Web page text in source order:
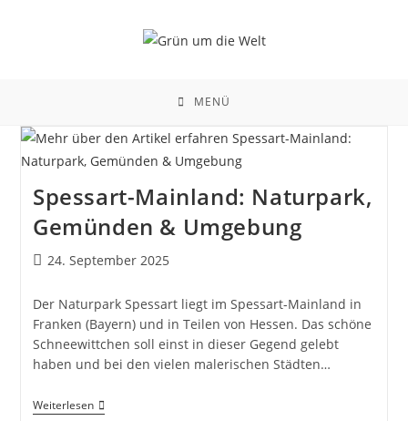
MENÜ
Spessart-Mainland: Naturpark,
Gemünden & Umgebung
Beitrag
24. September 2025
Der Naturpark Spessart liegt im Spessart-Mainland in
Franken (Bayern) und in Teilen von Hessen. Das schöne
Schneewittchen soll einst in dieser Gegend gelebt
haben und bei den vielen malerischen Städten…
WeiterlesenSpessart-